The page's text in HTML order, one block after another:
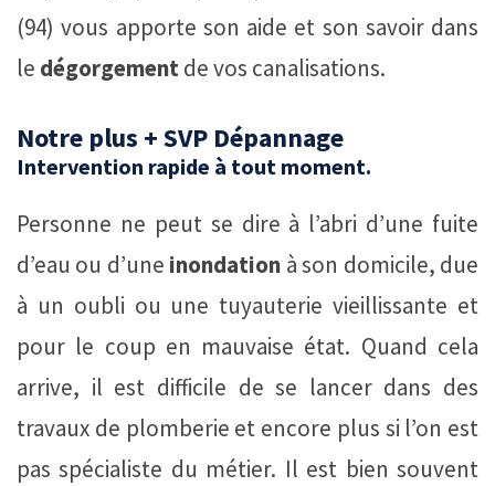
(94) vous apporte son aide et son savoir dans
le dégorgementde vos canalisations.
Notre plus + SVP Dépannage
Intervention rapide à tout moment.
Personne ne peut se dire à l’abri d’une fuite
d’eau ou d’une inondation à son domicile, due
à un oubli ou une tuyauterie vieillissante et
pour le coup en mauvaise état. Quand cela
arrive, il est difficile de se lancer dans des
travaux de plomberie et encore plus si l’on est
pas spécialiste du métier. Il est bien souvent